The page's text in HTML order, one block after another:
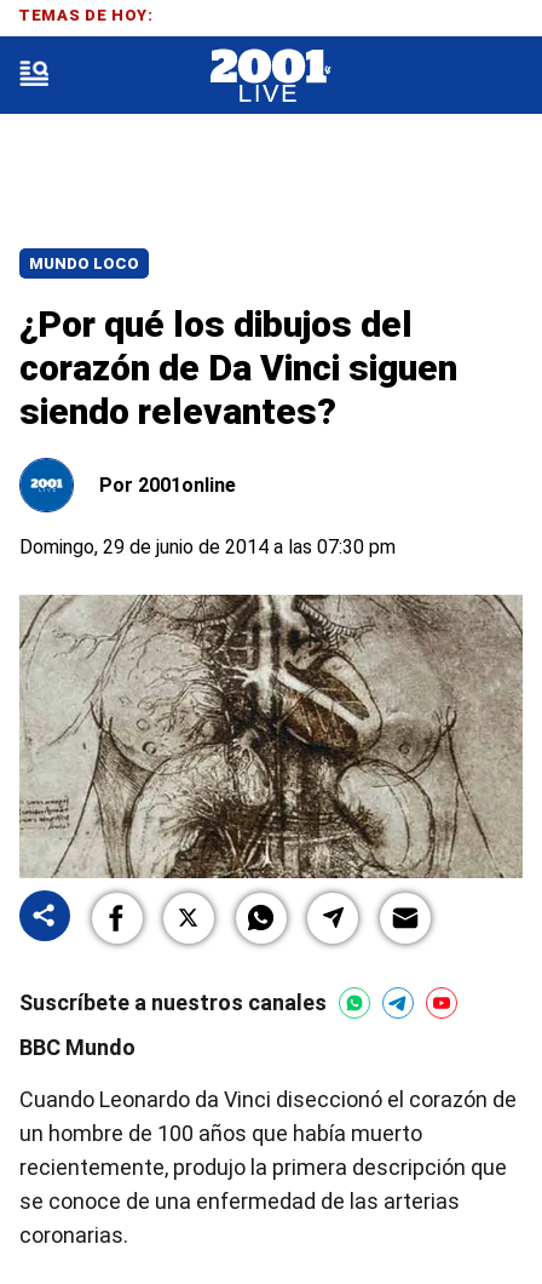
MUNDO LOCO
¿Por qué los dibujos del
corazón de Da Vinci siguen
siendo relevantes?
Por 2001online
Domingo, 29 de junio de 2014 a las 07:30 pm
Suscríbete a nuestros canales
BBC Mundo
Cuando Leonardo da Vinci diseccionó el corazón de
un hombre de 100 años que había muerto
recientemente, produjo la primera descripción que
se conoce de una enfermedad de las arterias
coronarias.
TEMAS DE HOY: